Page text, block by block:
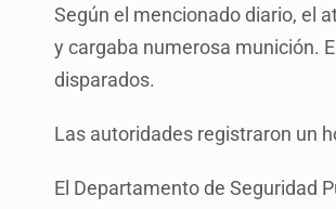
Según el mencionado diario, el
y cargaba numerosa munición.
disparados.
Las autoridades registraron un
El Departamento de Seguridad